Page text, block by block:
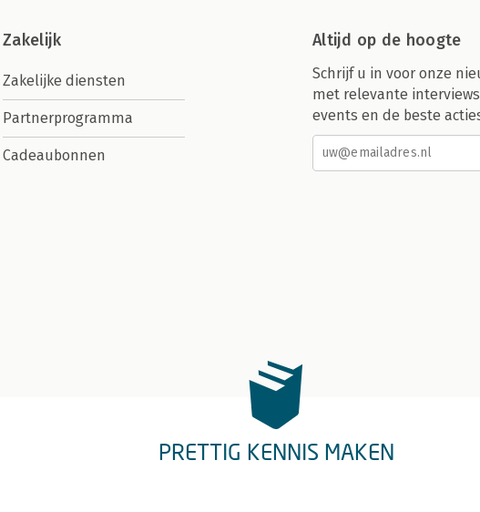
Zakelijk
Zakelijke diensten
Partnerprogramma
Cadeaubonnen
Altijd op de hoogte
Schrijf u in voor onze
met relevante
events en de beste
PRETTIG KENNIS MAKEN